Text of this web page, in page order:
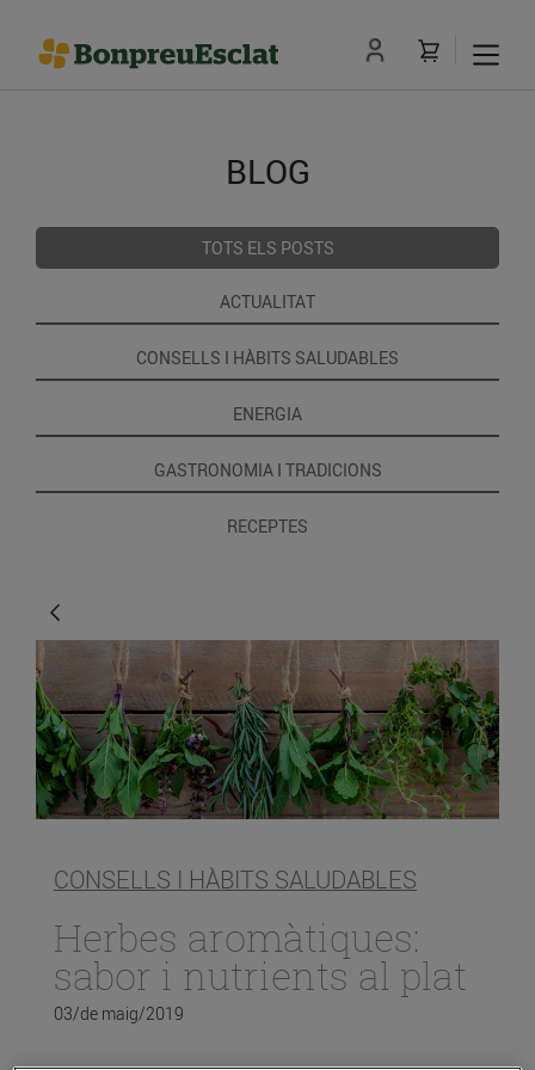
BLOG
TOTS ELS POSTS
ACTUALITAT
CONSELLS I HÀBITS SALUDABLES
ENERGIA
GASTRONOMIA I TRADICIONS
RECEPTES
CONSELLS I HÀBITS SALUDABLES
Herbes aromàtiques:
sabor i nutrients al plat
03/de maig/2019